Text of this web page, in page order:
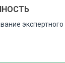
экспертного